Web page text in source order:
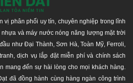
vị phân phối uy tín, chuyên nghiệp trong lĩnh
và máy nước nóng năng lượng mặt trời
như Đại Thành, Sơn Hà, Toàn Mỹ, Ferroli,
dịch vụ lắp đặt miễn phí và chính sách
mang đến sự hài lòng cho mọi khách hàng.
đã đồng hành cùng hàng ngàn công trình